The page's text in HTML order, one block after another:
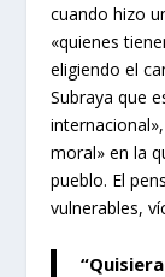
cuando hizo
«quienes
eligiendo el
Subraya que
moral» en la
pueblo. El
vulnerables,